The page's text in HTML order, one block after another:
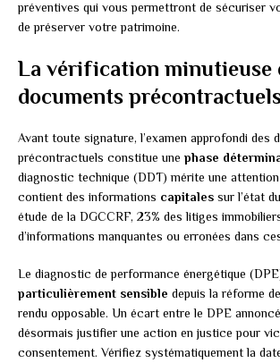
préventives qui vous permettront de sécuriser
de préserver votre patrimoine.
La vérification minutieuse
documents
Avant toute signature, l’examen approfondi des
précontractuels constitue une phase
diagnostic technique (DDT) mérite une
contient des informations capitales sur l’état
étude de la DGCCRF, 23% des litiges
d’informations manquantes ou erronées dans
Le diagnostic de performance énergétique
particulièrement sensible depuis la réforme
rendu opposable. Un écart entre le DPE
désormais justifier une action en justice pour
consentement. Vérifiez systématiquement la